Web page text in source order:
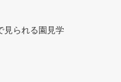
られる園見学